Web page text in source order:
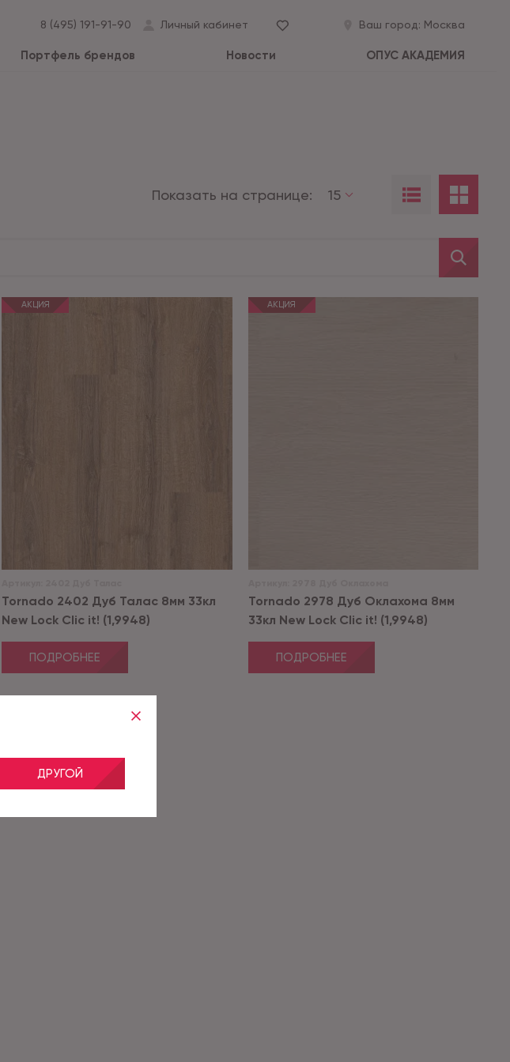
ДРУГОЙ
8 (495) 191-91-90 Личный кабинет Ваш город: Москва
Портфель брендов Новости ОПУС АКАДЕМИЯ
Показать на странице: 15
АКЦИЯ
Tornado 2402 Дуб Талас 8мм 33кл
New Lock Clic it! (1,9948)
ПОДРОБНЕЕ
АКЦИЯ
Tornado 2978 Дуб Оклахома 8мм
33кл New Lock Clic it! (1,9948)
ПОДРОБНЕЕ